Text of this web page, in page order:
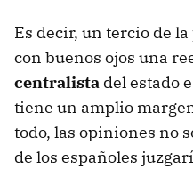
Es decir, un tercio de
con buenos ojos una
centralista del estado
tiene un amplio
todo, las opiniones no
de los españoles